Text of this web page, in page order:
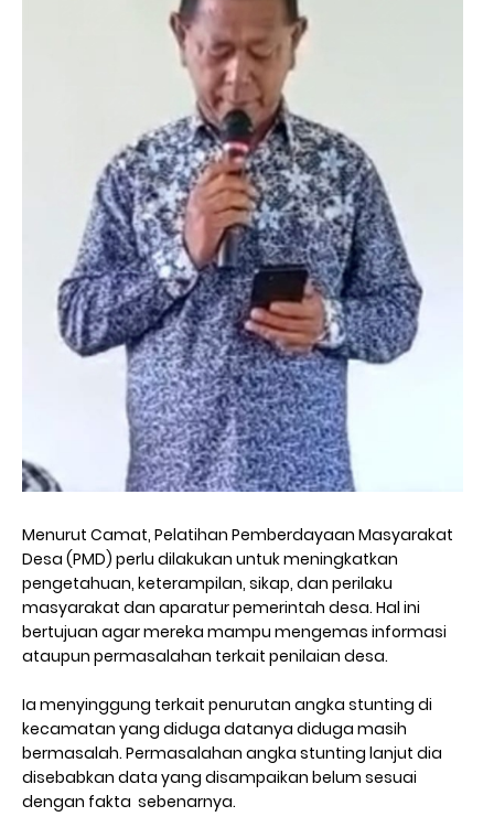
Menurut Camat, Pelatihan Pemberdayaan Masyarakat
Desa (PMD) perlu dilakukan untuk meningkatkan
pengetahuan, keterampilan, sikap, dan perilaku
masyarakat dan aparatur pemerintah desa. Hal ini
bertujuan agar mereka mampu mengemas informasi
ataupun permasalahan terkait penilaian desa.
Ia menyinggung terkait penurutan angka stunting di
kecamatan yang diduga datanya diduga masih
bermasalah. Permasalahan angka stunting lanjut dia
disebabkan data yang disampaikan belum sesuai
dengan fakta sebenarnya.